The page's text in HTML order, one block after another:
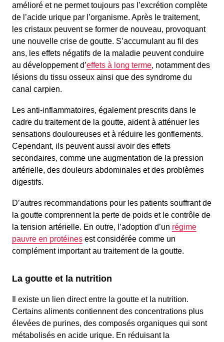
amélioré et ne permet toujours pas l’excrétion complète
de l’acide urique par l’organisme. Après le traitement,
les cristaux peuvent se former de nouveau, provoquant
une nouvelle crise de goutte. S’accumulant au fil des
ans, les effets négatifs de la maladie peuvent conduire
au développement d’effets à long terme, notamment des
lésions du tissu osseux ainsi que des syndrome du
canal carpien.
Les anti-inflammatoires, également prescrits dans le
cadre du traitement de la goutte, aident à atténuer les
sensations douloureuses et à réduire les gonflements.
Cependant, ils peuvent aussi avoir des effets
secondaires, comme une augmentation de la pression
artérielle, des douleurs abdominales et des problèmes
digestifs.
D’autres recommandations pour les patients souffrant de
la goutte comprennent la perte de poids et le contrôle de
la tension artérielle. En outre, l’adoption d’un régime
pauvre en protéines est considérée comme un
complément important au traitement de la goutte.
La goutte et la nutrition
Il existe un lien direct entre la goutte et la nutrition.
Certains aliments contiennent des concentrations plus
élevées de purines, des composés organiques qui sont
métabolisés en acide urique. En réduisant la